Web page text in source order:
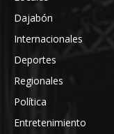
Dajabón
Internacionales
Deportes
Regionales
Política
Entretenimiento